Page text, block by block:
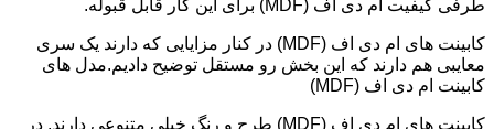
طرفی کیفیت ام دی اف (MDF) برای این کار قابل قبوله.
کابینت های ام دی اف (MDF) در کنار مزایایی که دارند یک سری
معایبی هم دارند که این بخش رو مستقل توضیح دادیم.مدل های
کابینت ام دی اف (MDF)
کابینت های ام دی اف (MDF) طرح و رنگ خیلی متنوعی دارند. در